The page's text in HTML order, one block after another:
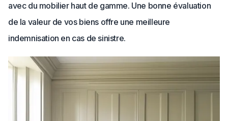
avec du mobilier haut de gamme. Une bonne évaluation
de la valeur de vos biens offre une meilleure
indemnisation en cas de sinistre.